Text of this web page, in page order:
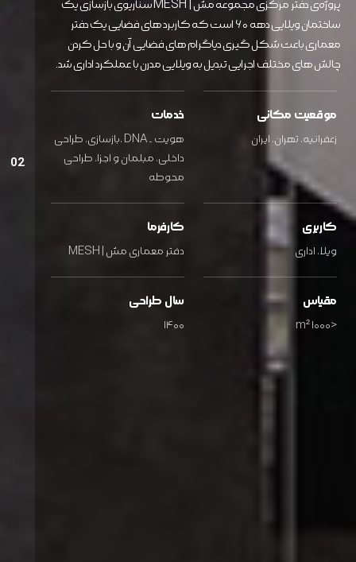
02
پروژه‌ی دفتر مرکزی مجموعه مش | MESH سناریوی بازسازی یک
ساختمان ویلایی دهه ۶۰ است که کاربرد های فضایی یک دفتر
معماری باعث شکل گیری دیاگرام های فضایی آن و با حل کردن
چالش های مختلف اجرایی تبدیل به ویلایی مدرن با عملکرد اداری شد.
موقعیت مکانی
زعفرانیه، تهران، ایران
خدمات
هویت - DNA ،بازسازی، طراحی
داخلی، مبلمان و اجزا، طراحی
محوطه
کاربری
ویلا، اداری
کارفرما
دفتر معماری مش | MESH
مقیاس
<۱۰۰۰ m²
سال طراحی
۱۴۰۰